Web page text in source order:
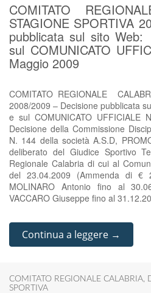
COMITATO
STAGIONE SPORTIVA
pubblicata sul sito
sul COMUNICATO
Maggio 2009
COMITATO REGIONALE
2008/2009 – Decisione pubblicata
e sul COMUNICATO UFFICIALE
Decisione della Commissione
N. 144 della società A.S.D,
deliberato del Giudice Sportivo
Regionale Calabria di cui al
del 23.04.2009 (Ammenda di €
MOLINARO Antonio fino al
VACCARO Giuseppe fino al
Continua a leggere →
COMITATO REGIONALE CALABRIA,
SPORTIVA